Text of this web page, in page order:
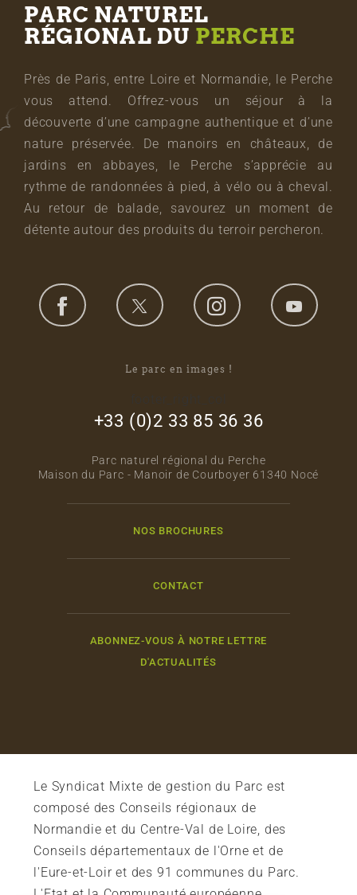
PARC NATUREL
RÉGIONAL DU PERCHE
Près de Paris, entre Loire et Normandie, le Perche
vous attend. Offrez-vous un séjour à la
découverte d’une campagne authentique et d’une
nature préservée. De manoirs en châteaux, de
jardins en abbayes, le Perche s’apprécie au
rythme de randonnées à pied, à vélo ou à cheval.
Au retour de balade, savourez un moment de
détente autour des produits du terroir percheron.
Le parc en images !
+33 (0)2 33 85 36 36
Parc naturel régional du Perche
Maison du Parc - Manoir de Courboyer 61340 Nocé
NOS BROCHURES
CONTACT
ABONNEZ-VOUS À NOTRE LETTRE
D'ACTUALITÉS
Le Syndicat Mixte de gestion du Parc est
composé des Conseils régionaux de
Normandie et du Centre-Val de Loire, des
Conseils départementaux de l'Orne et de
l'Eure-et-Loir et des 91 communes du Parc.